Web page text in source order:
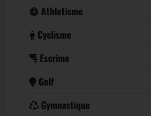
Athletisme
Cyclisme
Escrime
Golf
Gymnastique